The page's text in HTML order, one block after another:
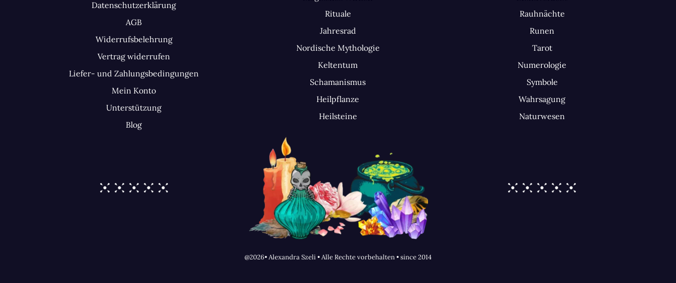
Datenschutzerklärung
AGB
Widerrufsbelehrung
Vertrag widerrufen
Liefer- und Zahlungsbedingungen
Mein Konto
Unterstützung
Blog
Rituale
Jahresrad
Nordische Mythologie
Keltentum
Schamanismus
Heilpflanze
Heilsteine
Rauhnächte
Runen
Tarot
Numerologie
Symbole
Wahrsagung
Naturwesen
@2026• Alexandra Szeli • Alle Rechte vorbehalten • since 2014